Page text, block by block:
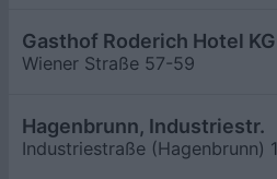
Gasthof Roderich Hotel KG
Wiener Straße 57-59
Hagenbrunn, Industriestr.
Industriestraße (Hagenbrunn) 1